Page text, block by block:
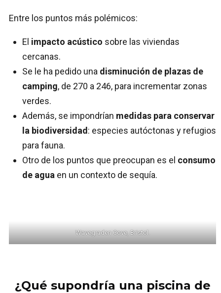
Entre los puntos más polémicos:
El impacto acústico sobre las viviendas
cercanas.
Se le ha pedido una disminución de plazas de
camping, de 270 a 246, para incrementar zonas
verdes.
Además, se impondrían medidas para conservar
la biodiversidad: especies autóctonas y refugios
para fauna.
Otro de los puntos que preocupan es el consumo
de agua en un contexto de sequía.
Wavegraden Cove, Bristol.
¿Qué supondría una piscina de